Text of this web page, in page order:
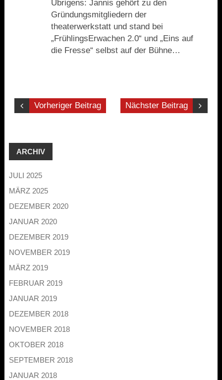
Übrigens: Jannis gehört zu den
Gründungsmitgliedern der
theaterwerkstatt und stand bei
„FrühlingsErwachen 2.0“ und „Eins auf
die Fresse“ selbst auf der Bühne…
Nächster Beitrag
Vorheriger Beitrag
ARCHIV
JULI 2025
MÄRZ 2025
DEZEMBER 2020
JANUAR 2020
DEZEMBER 2019
NOVEMBER 2019
MÄRZ 2019
FEBRUAR 2019
JANUAR 2019
DEZEMBER 2018
NOVEMBER 2018
OKTOBER 2018
SEPTEMBER 2018
JANUAR 2018